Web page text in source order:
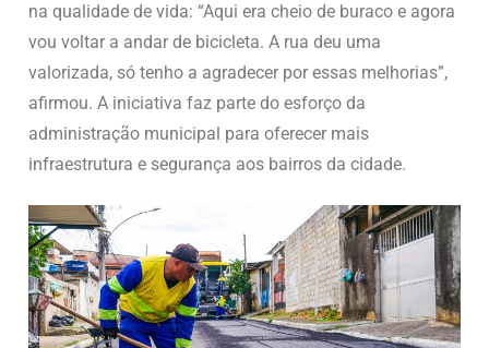
na qualidade de vida: “Aqui era cheio de buraco e agora
vou voltar a andar de bicicleta. A rua deu uma
valorizada, só tenho a agradecer por essas melhorias”,
afirmou. A iniciativa faz parte do esforço da
administração municipal para oferecer mais
infraestrutura e segurança aos bairros da cidade.